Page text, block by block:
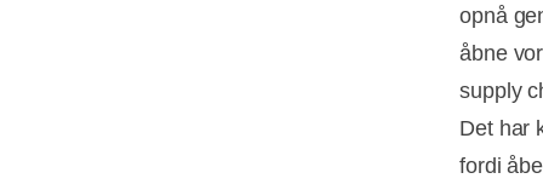
opnå
åbne
supply
Det har
fordi